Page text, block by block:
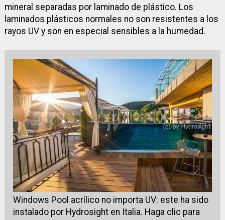
mineral separadas por laminado de plástico. Los
laminados plásticos normales no son resistentes a los
rayos UV y son en especial sensibles a la humedad.
Windows Pool acrílico no importa UV: este ha sido
instalado por Hydrosight en Italia. Haga clic para